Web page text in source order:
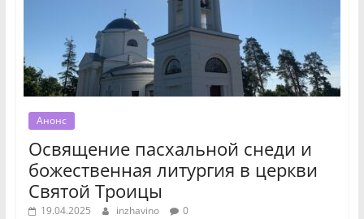
Анонс
Освящение пасхальной снеди и
божественная литургия в церкви
Святой Троицы
19.04.2025 inzhavino 0